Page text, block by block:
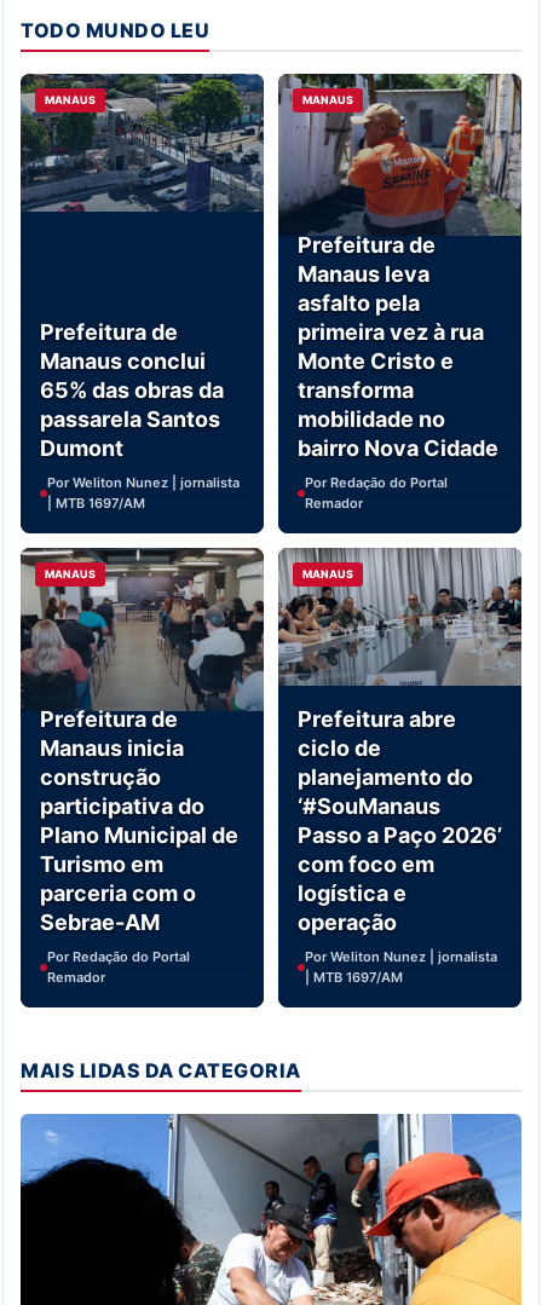
TODO MUNDO LEU
MANAUS
Prefeitura de
Manaus conclui
65% das obras da
passarela Santos
Dumont
Por Weliton Nunez | jornalista
| MTB 1697/AM
MANAUS
Prefeitura de
Manaus leva
asfalto pela
primeira vez à rua
Monte Cristo e
transforma
mobilidade no
bairro Nova Cidade
Por Redação do Portal
Remador
MANAUS
Prefeitura de
Manaus inicia
construção
participativa do
Plano Municipal de
Turismo em
parceria com o
Sebrae-AM
Por Redação do Portal
Remador
MANAUS
Prefeitura abre
ciclo de
planejamento do
‘#SouManaus
Passo a Paço 2026’
com foco em
logística e
operação
Por Weliton Nunez | jornalista
| MTB 1697/AM
MAIS LIDAS DA CATEGORIA